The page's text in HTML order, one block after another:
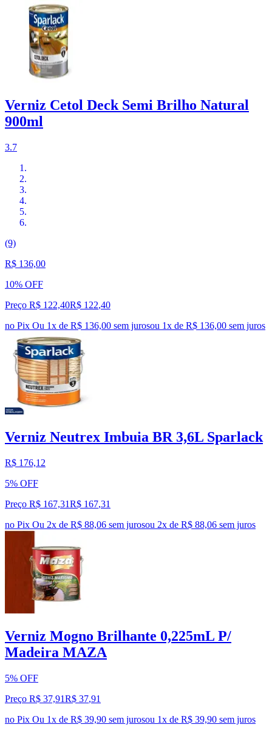
Verniz Cetol Deck Semi Brilho Natural
900ml
3.7
(9)
R$ 136,00
10% OFF
Preço R$ 122,40R$ 122,40
no Pix Ou 1x de R$ 136,00 sem jurosou 1x de R$ 136,00 sem juros
Verniz Neutrex Imbuia BR 3,6L Sparlack
R$ 176,12
5% OFF
Preço R$ 167,31R$ 167,31
no Pix Ou 2x de R$ 88,06 sem jurosou 2x de R$ 88,06 sem juros
Verniz Mogno Brilhante 0,225mL P/
Madeira MAZA
5% OFF
Preço R$ 37,91R$ 37,91
no Pix Ou 1x de R$ 39,90 sem jurosou 1x de R$ 39,90 sem juros